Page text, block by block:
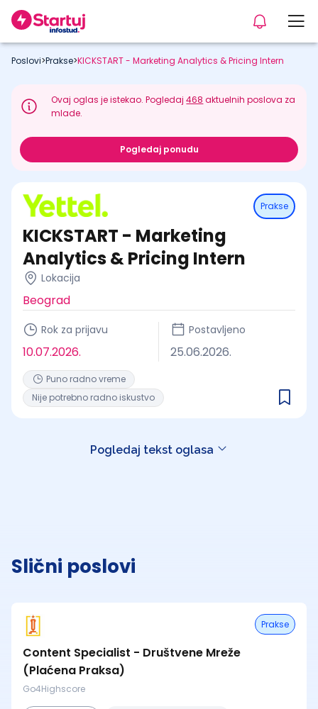
Poslovi>Prakse>KICKSTART - Marketing Analytics & Pricing Intern
Ovaj oglas je istekao. Pogledaj468 aktuelnih poslova za
mlade.
Pogledaj ponudu
Prakse
KICKSTART - Marketing
Analytics & Pricing Intern
Lokacija
Beograd
Rok za prijavu
10.07.2026.
Postavljeno
25.06.2026.
Puno radno vreme
Nije potrebno radno iskustvo
Pogledaj tekst oglasa
Slični poslovi
Prakse
Content Specialist - Društvene Mreže
(Plaćena Praksa)
Go4Highscore